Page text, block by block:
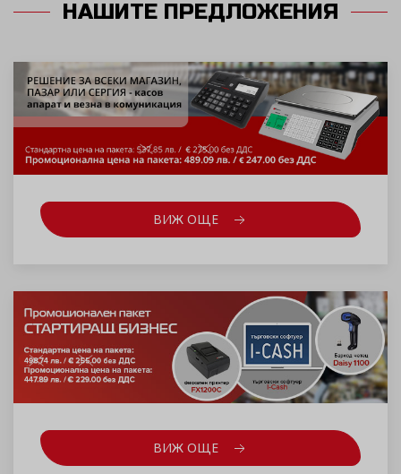
НАШИТЕ ПРЕДЛОЖЕНИЯ
ВИЖ ОЩЕ
ВИЖ ОЩЕ